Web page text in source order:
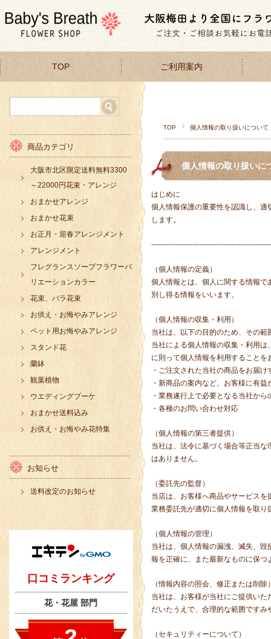
TOP ご利用案内
TOP 個人情報の取り扱いについて
個人情報の取り扱いに
はじめに
個人情報保護の重要性を認識し、
します。
（個人情報の定義）
個人情報とは、個人に関する情報
別し得る情報をいいます。
（個人情報の収集・利用）
当社は、以下の目的のため、その
当社による個人情報の収集・利用
に則って個人情報を利用すること
・ご注文された当社の商品をお届
・新商品の案内など、お客様に有
・業務遂行上で必要となる当社か
・各種のお問い合わせ対応
（個人情報の第三者提供）
当社は、法令に基づく場合等正当
はありません。
（委託先の監督）
当店は、お客様へ商品やサービス
業務委託先が適切に個人情報を取り
（個人情報の管理）
当社は、個人情報の漏洩、滅失、
報を正確に、また最新なものに保
（情報内容の照会、修正または削除
当社は、お客様が当社にご提供い
だいたうえで、合理的な範囲です
（セキュリティーについて）
商品カテゴリ
大阪市北区限定送料無料3300
～22000円花束・アレンジ
おまかせアレンジ
おまかせ花束
お正月・迎春アレンジメント
アレンジメント
フレグランスソープフラワーバ
リエーションカラー
花束、バラ花束
お供え・お悔やみアレンジ
ペット用お悔やみアレンジ
スタンド花
蘭鉢
観葉植物
ウエディングブーケ
おまかせ送料込み
お供え・お悔やみ花特集
お知らせ
送料改定のお知らせ